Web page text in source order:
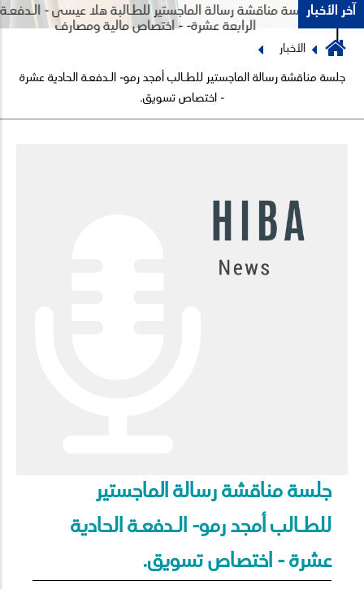
آخر الأخبارجلسة مناقشة رسالة الماجستير للطـالبة هلا عيسى - الـدفعـة
الرابعة عشرة- - اختصاص مالية ومصارف
Previous
Next
Breadcrumb
الأخبار
جلسة مناقشة رسالة الماجستير للطـالب أمجد رمو- الـدفعـة الحادية عشرة
- اختصاص تسويق.
جلسة مناقشة رسالة الماجستير
للطـالب أمجد رمو- الـدفعـة الحادية
عشرة - اختصاص تسويق.